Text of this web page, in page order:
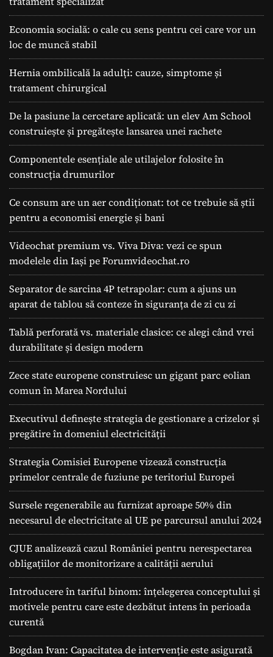
Economia socială: o cale cu sens pentru cei care vor un
loc de muncă stabil
Hernia ombilicală la adulți: cauze, simptome și
tratament chirurgical
De la pasiune la cercetare aplicată: un elev Am School
construiește și pregătește lansarea unei rachete
Componentele esențiale ale utilajelor folosite în
construcția drumurilor
Ce consum are un aer condiționat: tot ce trebuie să știi
pentru a economisi energie și bani
Videochat premium vs. Viva Diva: vezi ce spun
modelele din Iași pe Forumvideochat.ro
Separator de sarcina 4P tetrapolar: cum a ajuns un
aparat de tablou să conteze în siguranța de zi cu zi
Tablă perforată vs. materiale clasice: ce alegi când vrei
durabilitate și design modern
Zece state europene construiesc un gigant parc eolian
comun în Marea Nordului
Executivul definește strategia de gestionare a crizelor și
pregătire în domeniul electricității
Strategia Comisiei Europene vizează construcția
primelor centrale de fuziune pe teritoriul Europei
Sursele regenerabile au furnizat aproape 50% din
necesarul de electricitate al UE pe parcursul anului 2024
CJUE analizează cazul României pentru nerespectarea
obligațiilor de monitorizare a calității aerului
Introducere în tariful binom: înțelegerea conceptului și
motivele pentru care este dezbătut intens în perioada
curentă
Bogdan Ivan: Capacitatea de intervenție este asigurată